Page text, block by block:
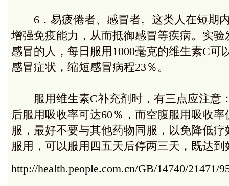
6．易疲倦者、感冒者。这类人在短期
增强免疫能力，从而抵御感冒等疾病。实
感冒的人，每日服用1000毫克的维生素C可
感冒症状，缩短感冒病程23％。
服用维生素C补充剂时，有三点应注意
后服用吸收率可达60％，而空腹服用吸收
服，最好不要与其他药物同服，以免降低
服用，可以服用四五天后停两三天，既达
http://health.people.com.cn/GB/14740/21471/